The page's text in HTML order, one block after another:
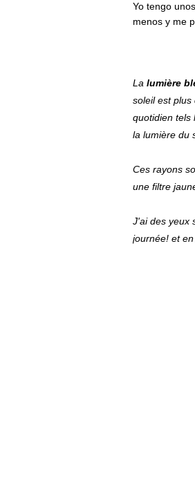
Yo tengo
menos y me
La lumière
soleil est plus
quotidien tels
la lumière du
Ces rayons
une filtre
J'ai des yeux
journée! et